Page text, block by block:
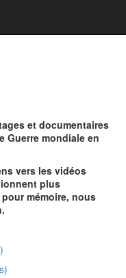
et documentaires
Guerre mondiale en
vers les vidéos
plus
mémoire, nous